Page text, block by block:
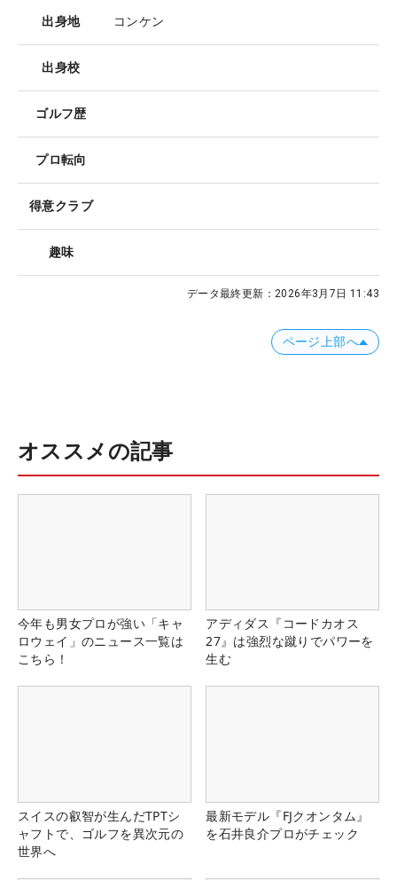
出身地 コンケン
出身校
ゴルフ歴
プロ転向
得意クラブ
趣味
データ最終更新： 2026年3月7日 11:43
ページ上部へ
オススメの記事
今年も男女プロが強い「キャ
ロウェイ」のニュース一覧は
こちら！
アディダス『コードカオス
27』は強烈な蹴りでパワーを
生む
スイスの叡智が生んだTPTシ
ャフトで、ゴルフを異次元の
世界へ
最新モデル『FJクオンタム』
を石井良介プロがチェック